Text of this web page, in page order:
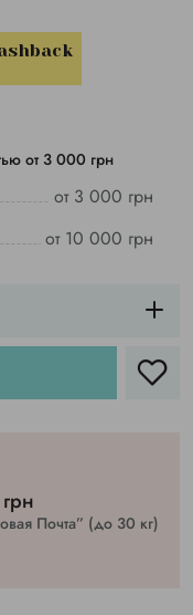
от 3 000 грн
от 3 000 грн
от 10 000 грн
Почта” (до 30 кг)